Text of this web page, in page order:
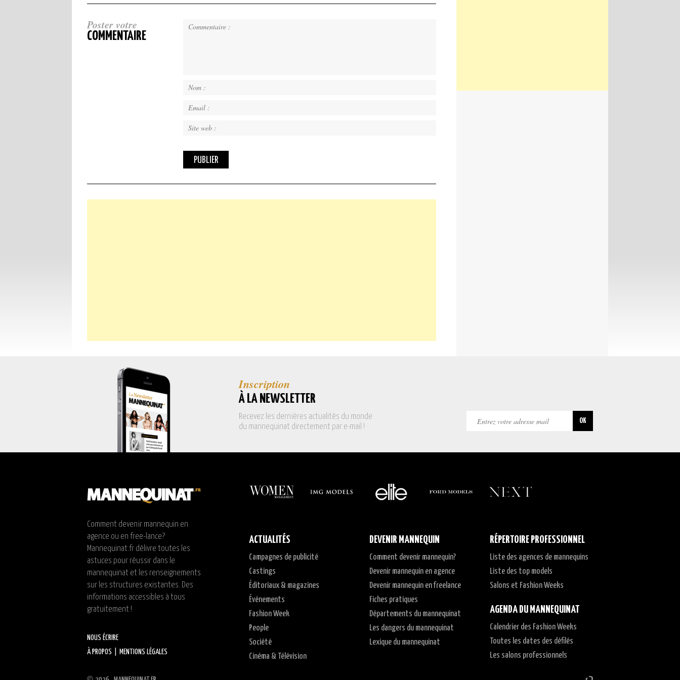
Poster votre
COMMENTAIRE
Inscription
À LA NEWSLETTER
Recevez les dernières actualités du monde
du mannequinat directement par e-mail !
Comment devenir mannequin en
agence ou en free-lance?
Mannequinat.fr délivre toutes les
astuces pour réussir dans le
mannequinat et les renseignements
sur les structures existantes. Des
informations accessibles à tous
gratuitement !
NOUS ÉCRIRE
À PROPOS
MENTIONS LÉGALES
ACTUALITÉS
Campagnes de publicité
Castings
Éditoriaux & magazines
Événements
Fashion Week
People
Société
Cinéma & Télévision
DEVENIR MANNEQUIN
Comment devenir mannequin?
Devenir mannequin en agence
Devenir mannequin en freelance
Fiches pratiques
Départements du mannequinat
Les dangers du mannequinat
Lexique du mannequinat
RÉPERTOIRE PROFESSIONNEL
Liste des agences de mannequins
Liste des top models
Salons et Fashion Weeks
AGENDA DU MANNEQUINAT
Calendrier des Fashion Weeks
Toutes les dates des défilés
Les salons professionnels